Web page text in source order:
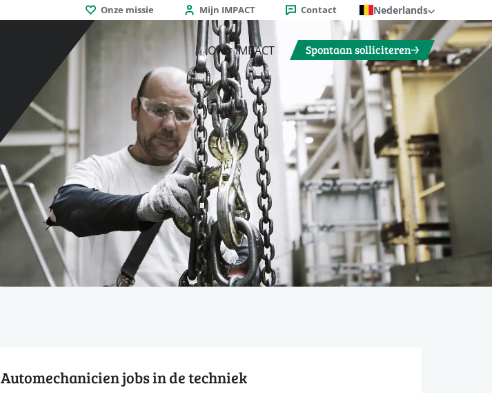
Onze missie Mijn IMPACT Contact Nederlands
Over IMPACT Spontaan solliciteren
Automechanicien jobs in de techniek